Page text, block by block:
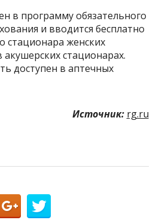
в программу обязательного
и вводится бесплатно
стационара женских
стационарах.
доступен в аптечных
Источник: rg.ru